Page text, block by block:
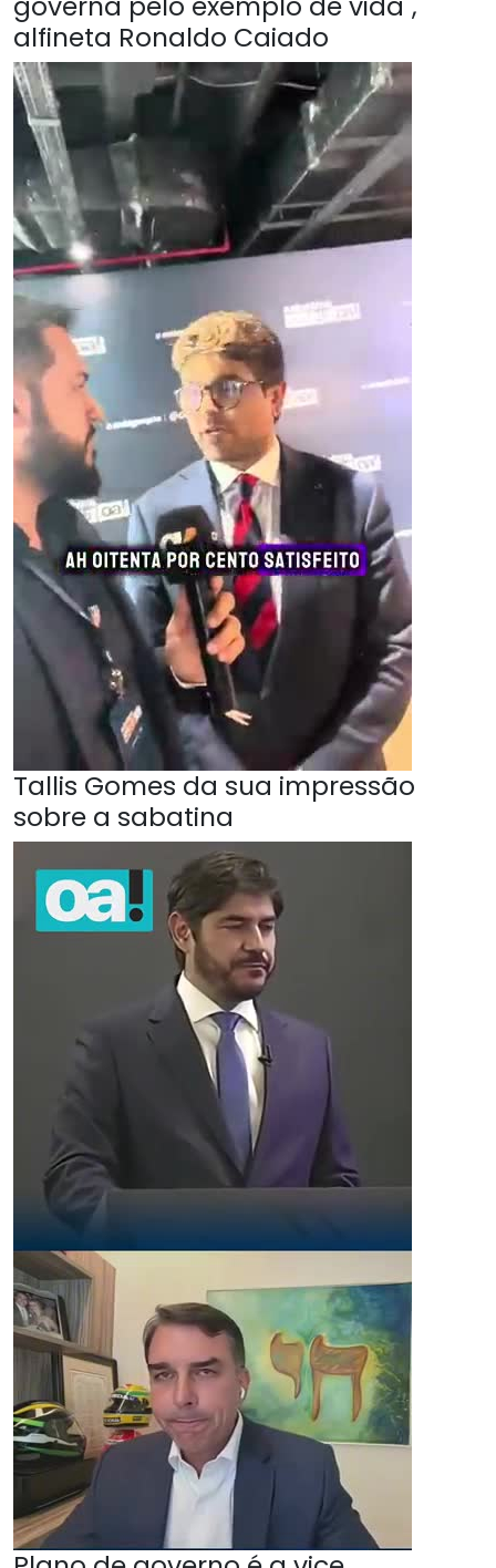
alfineta Ronaldo Caiado
Tallis Gomes da sua impressão
sobre a sabatina